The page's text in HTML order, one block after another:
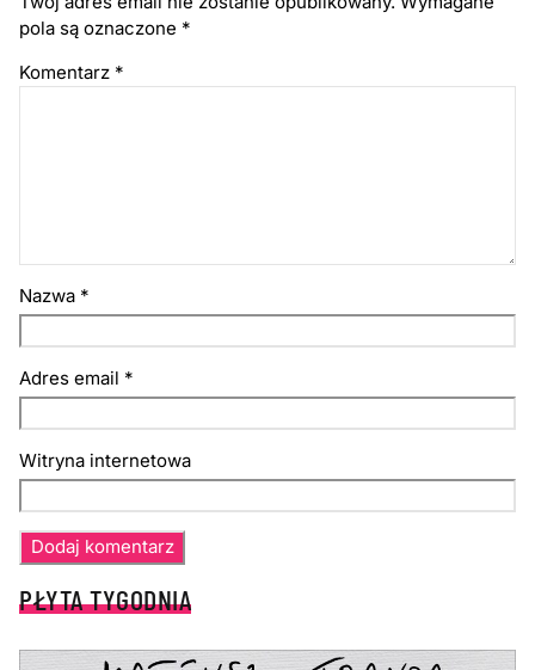
pola są oznaczone *
Komentarz *
Nazwa *
Adres email *
Witryna internetowa
PŁYTA TYGODNIA